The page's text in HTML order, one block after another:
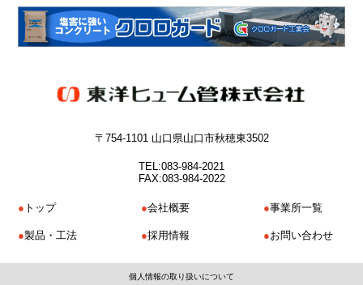
〒754-1101 山口県山口市秋穂東3502
TEL:083-984-2021
FAX:083-984-2022
トップ 会社概要 事業所一覧
製品・工法 採用情報 お問い合わせ
個人情報の取り扱いについて